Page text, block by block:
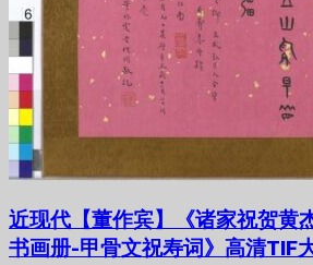
近现代【董作宾】《诸家祝贺黄
书画册-甲骨文祝寿词》高清TIF